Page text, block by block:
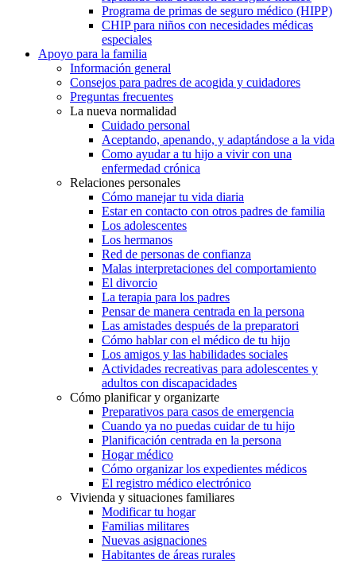
Programa de primas de seguro médico (HIPP)
CHIP para niños con necesidades médicas
especiales
Apoyo para la familia
Información general
Consejos para padres de acogida y cuidadores
Preguntas frecuentes
La nueva normalidad
Cuidado personal
Aceptando, apenando, y adaptándose a la vida
Como ayudar a tu hijo a vivir con una
enfermedad crónica
Relaciones personales
Cómo manejar tu vida diaria
Estar en contacto con otros padres de familia
Los adolescentes
Los hermanos
Red de personas de confianza
Malas interpretaciones del comportamiento
El divorcio
La terapia para los padres
Pensar de manera centrada en la persona
Las amistades después de la preparatori
Cómo hablar con el médico de tu hijo
Los amigos y las habilidades sociales
Actividades recreativas para adolescentes y
adultos con discapacidades
Cómo planificar y organizarte
Preparativos para casos de emergencia
Cuando ya no puedas cuidar de tu hijo
Planificación centrada en la persona
Hogar médico
Cómo organizar los expedientes médicos
El registro médico electrónico
Vivienda y situaciones familiares
Modificar tu hogar
Familias militares
Nuevas asignaciones
Habitantes de áreas rurales